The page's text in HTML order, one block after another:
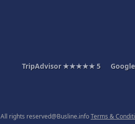
TripAdvisor ★★★★★5 Google
All rights reserved@Busline.infoTerms &